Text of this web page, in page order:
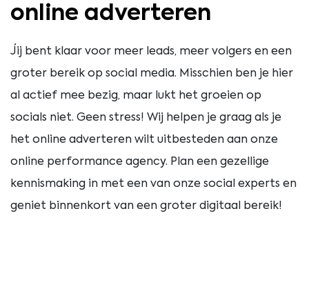
online adverteren
Jij bent klaar voor meer leads, meer volgers en een
groter bereik op social media. Misschien ben je hier
al actief mee bezig, maar lukt het groeien op
socials niet. Geen stress! Wij helpen je graag als je
het online adverteren wilt uitbesteden aan onze
online performance agency. Plan een gezellige
kennismaking in met een van onze social experts en
geniet binnenkort van een groter digitaal bereik!